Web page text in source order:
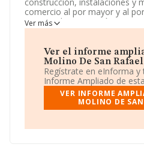
comercio al por mayor y al
comercial. importación y
venta de aceite de oliva al
profesionales. 5. industrias
está inscrita en el Registro
Limitada. Tiene CNAE: 4633 -
productos lácteos, huevos,
comestibles'. No realiza
exportación.
B56004161, se encuentra en
Ver más
Ver el informe
Molino De San Rafael
Regístrate en eInforma y
Informe Ampliado de
VER INFORME
MOLINO DE